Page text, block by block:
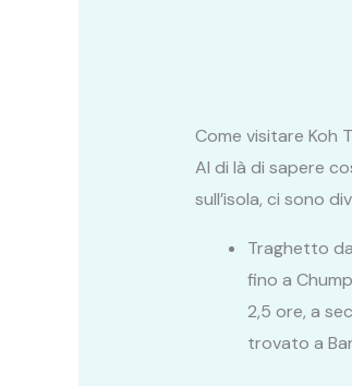
Come visitare Koh
Al di là di sapere
sull’isola, ci sono
Traghetto
fino a
2,5 ore, a
trovato a